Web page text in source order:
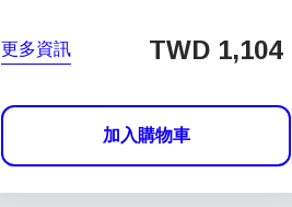
更多資訊 TWD 1,104
加入購物車